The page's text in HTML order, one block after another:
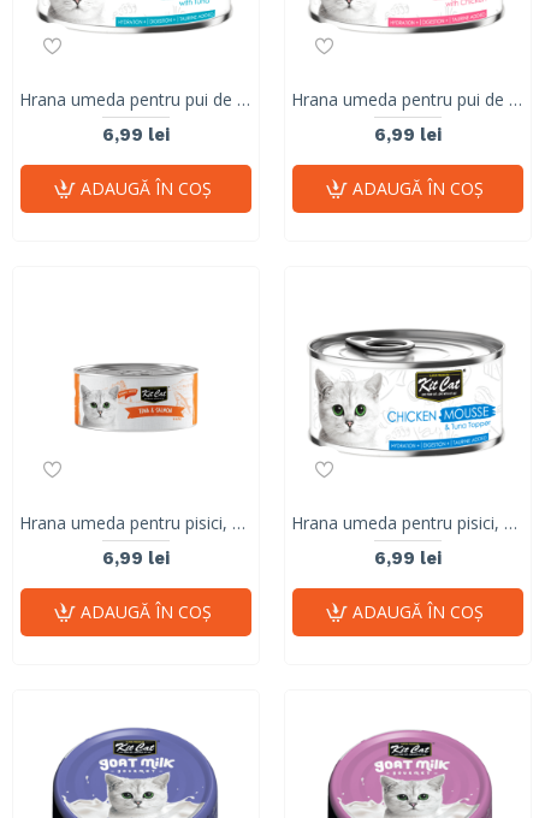
Hrana umeda pentru pui de pisica, Kit Cat Kitten, Mousse de ton, 80g
6,99 lei
ADAUGĂ ÎN COŞ
Hrana umeda pentru pui de pisica, Kit Cat Kitten, Mousse de Pui, 80g
6,99 lei
ADAUGĂ ÎN COŞ
Hrana umeda pentru pisici, Kit Cat, Ton fără Oase & Topping de Somon, 80g
6,99 lei
ADAUGĂ ÎN COŞ
Hrana umeda pentru pisici, Kit Cat Mousse de Pui cu Topping de Ton 80g
6,99 lei
ADAUGĂ ÎN COŞ